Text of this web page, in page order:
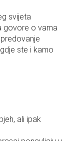
svijeta
govore o vama
ste i kamo
ali ipak